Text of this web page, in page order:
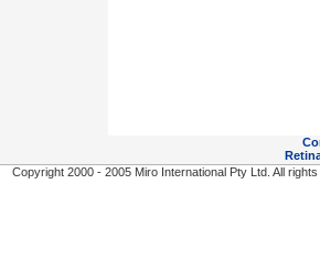
Copyright 2000 - 2005 Miro International Pty Ltd. All